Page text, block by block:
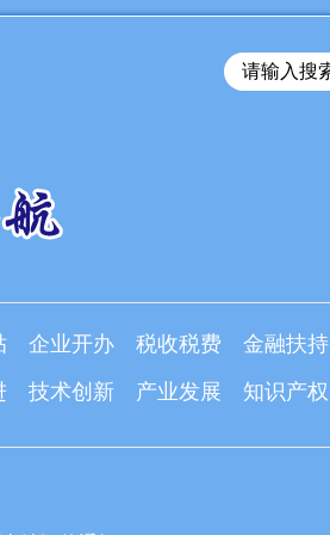
企业开办 税收税费
金融扶持
技术创新 产业发展 知识产权